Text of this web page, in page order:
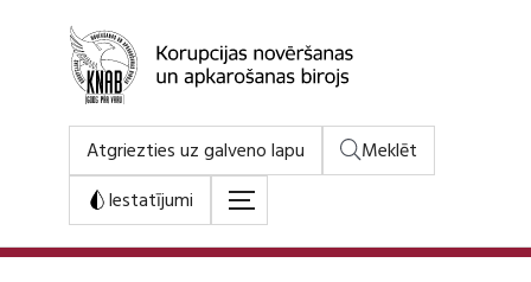
Atgriezties uz galveno lapu
Meklēt
Iestatījumi